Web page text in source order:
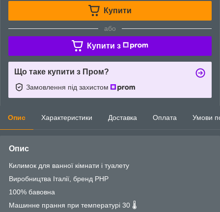
Купити
або
Купити з
Що таке купити з Пром?
Замовлення під захистом
Опис Характеристики Доставка Оплата Умови
Опис
Килимок для ванної кімнати і туалету
Виробництва Італії, бренд PHP
100% бавовна
Машинне прання при температурі 30 🌡️